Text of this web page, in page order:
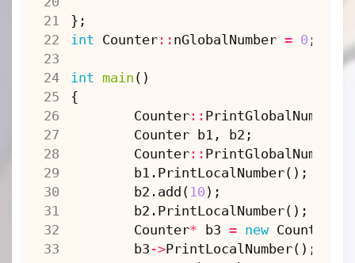
24
};
int Counter:: nGlobalNumber = 0 ;
int main ()
{
Counter:: PrintGlobalNumber
Counter
b1 , b2 ;
Counter:: PrintGlobalNumber
b1 . PrintLocalNumber();
b2 . add ( 10 );
b2 . PrintLocalNumber();
Counter* b3 = new Counter
b3 ->PrintLocalNumber();